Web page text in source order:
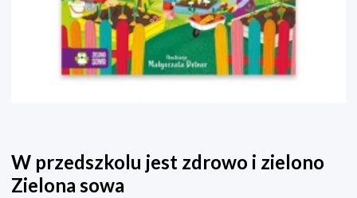
W przedszkolu jest zdrowo i zielono
Zielona sowa